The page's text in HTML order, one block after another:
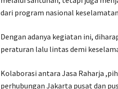
dari program nasional
Dengan adanya kegiatan ini,
peraturan lalu lintas demi
Kolaborasi antara Jasa Raharja
perhubungan Jakarta pusat dan